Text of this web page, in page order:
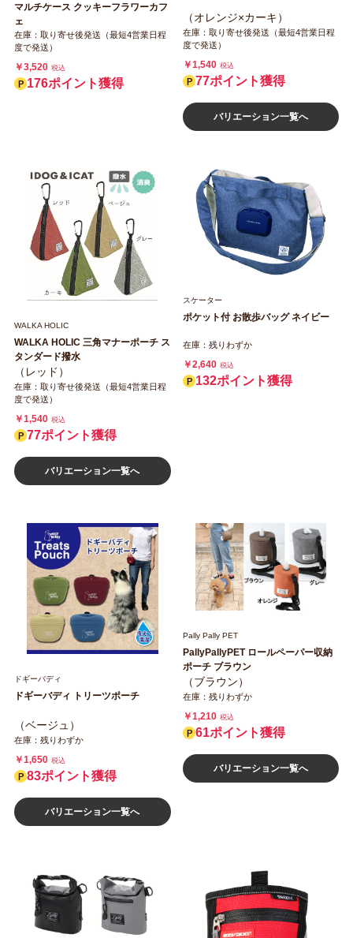
マルチケース クッキーフラワーカフ
ェ
在庫：取り寄せ後発送（最短4営業日程
度で発送）
￥3,520 税込
176ポイント獲得
（オレンジ×カーキ）
在庫：取り寄せ後発送（最短4営業日程
度で発送）
￥1,540 税込
77ポイント獲得
バリエーション一覧へ
WALKA HOLIC
WALKA HOLIC 三角マナーポーチ ス
タンダード撥水
（レッド）
在庫：取り寄せ後発送（最短4営業日程
度で発送）
￥1,540 税込
77ポイント獲得
バリエーション一覧へ
スケーター
ポケット付 お散歩バッグ ネイビー
在庫：残りわずか
￥2,640 税込
132ポイント獲得
ドギーバディ
ドギーバディ トリーツポーチ
（ベージュ）
在庫：残りわずか
￥1,650 税込
83ポイント獲得
バリエーション一覧へ
Pally Pally PET
PallyPallyPET ロールペーパー収納
ポーチ ブラウン
（ブラウン）
在庫：残りわずか
￥1,210 税込
61ポイント獲得
バリエーション一覧へ